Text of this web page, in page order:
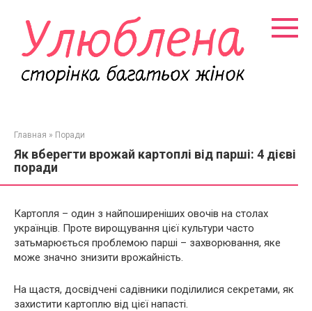
контенту
Главная » Поради
Як вберегти врожай картоплі від парші: 4 дієві
поради
Картопля – один з найпоширеніших овочів на столах
українців. Проте вирощування цієї культури часто
затьмарюється проблемою парші – захворювання, яке
може значно знизити врожайність.
На щастя, досвідчені садівники поділилися секретами, як
захистити картоплю від цієї напасті.